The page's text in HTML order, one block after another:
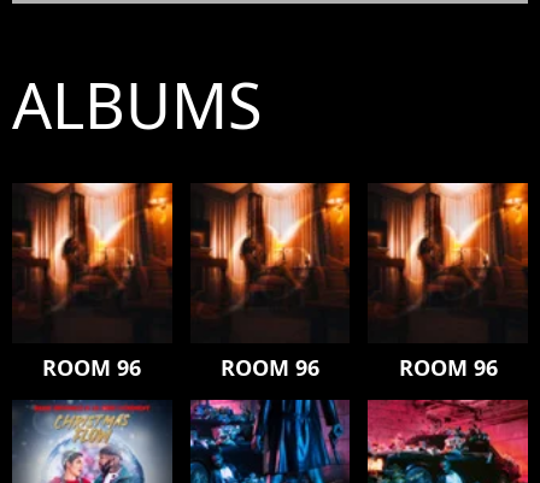
ALBUMS
ROOM 96 ROOM 96 ROOM 96